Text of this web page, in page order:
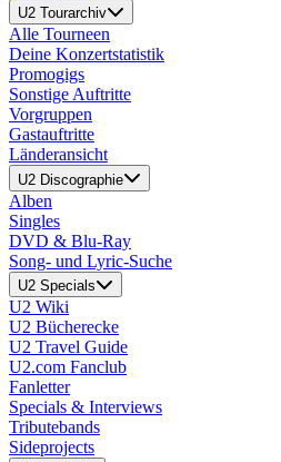
U2 Tourarchiv
Alle Tourneen
Deine Konzertstatistik
Promogigs
Sonstige Auftritte
Vorgruppen
Gastauftritte
Länderansicht
U2 Discographie
Alben
Singles
DVD & Blu-Ray
Song- und Lyric-Suche
U2 Specials
U2 Wiki
U2 Bücherecke
U2 Travel Guide
U2.com Fanclub
Fanletter
Specials & Interviews
Tributebands
Sideprojects